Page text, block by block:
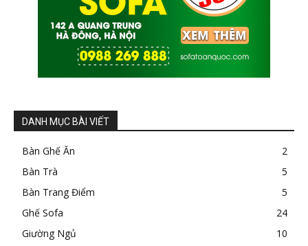
DANH MỤC BÀI VIẾT
Bàn Ghế Ăn
2
Bàn Trà
5
Bàn Trang Điểm
5
Ghế Sofa
24
Giường Ngủ
10